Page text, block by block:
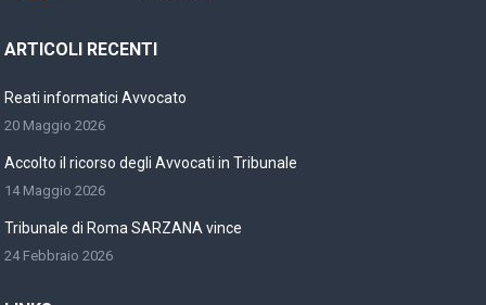
ARTICOLI RECENTI
Reati informatici Avvocato
20 Maggio 2026
Accolto il ricorso degli Avvocati in Tribunale
14 Maggio 2026
Tribunale di Roma SARZANA vince
24 Febbraio 2026